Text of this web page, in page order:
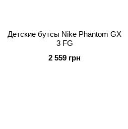
Детские бутсы Nike Phantom GX
3 FG
2 559 грн